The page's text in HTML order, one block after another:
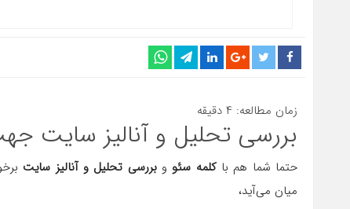
زمان مطالعه: ۴ دقیقه
بررسی تحلیل و آنالیز سایت
حتما شما هم باکلمه سئو وبررسی تحلیل و آنالیز سایت
میان می‌آید،